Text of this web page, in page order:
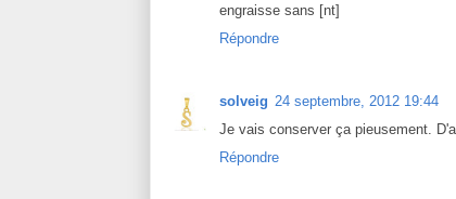
engraisse sans [nt]
Répondre
solveig 24 septembre, 2012 19:44
Je vais conserver ça pieusement.
Répondre